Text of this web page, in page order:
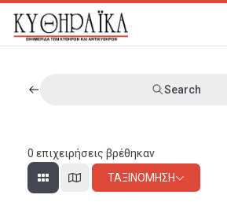
Search
0 επιχειρήσεις βρέθηκαν
ΤΑΞΙΝΌΜΗΣΗ